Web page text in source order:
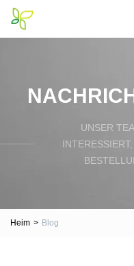
UNSER
INTERESSIERT,
Heim > Blog